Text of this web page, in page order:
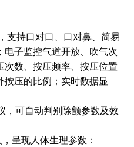
支持口对口、口对鼻、简易
电子监控气道开放、吹气次
次数、按压频率、按压位置
按压的比例；实时数据显
，可自动判别除颤参数及效
呈现人体生理参数：